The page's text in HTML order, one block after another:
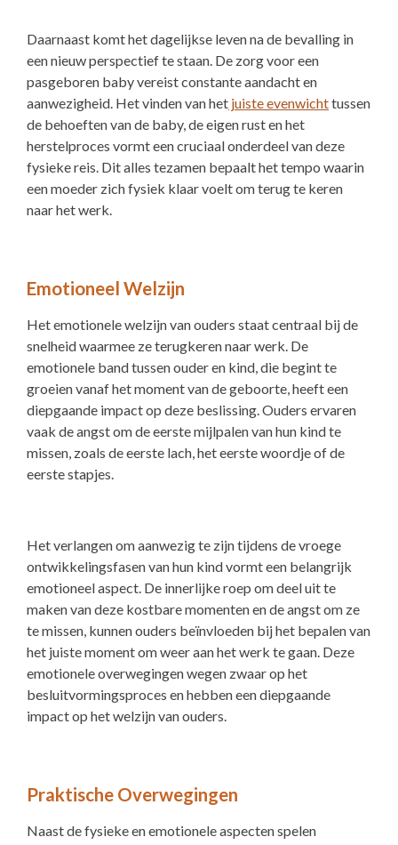
Daarnaast komt het dagelijkse leven na de bevalling in
een nieuw perspectief te staan. De zorg voor een
pasgeboren baby vereist constante aandacht en
aanwezigheid. Het vinden van het juiste evenwichttussen
de behoeften van de baby, de eigen rust en het
herstelproces vormt een cruciaal onderdeel van deze
fysieke reis. Dit alles tezamen bepaalt het tempo waarin
een moeder zich fysiek klaar voelt om terug te keren
naar het werk.
Emotioneel Welzijn
Het emotionele welzijn van ouders staat centraal bij de
snelheid waarmee ze terugkeren naar werk. De
emotionele band tussen ouder en kind, die begint te
groeien vanaf het moment van de geboorte, heeft een
diepgaande impact op deze beslissing. Ouders ervaren
vaak de angst om de eerste mijlpalen van hun kind te
missen, zoals de eerste lach, het eerste woordje of de
eerste stapjes.
Het verlangen om aanwezig te zijn tijdens de vroege
ontwikkelingsfasen van hun kind vormt een belangrijk
emotioneel aspect. De innerlijke roep om deel uit te
maken van deze kostbare momenten en de angst om ze
te missen, kunnen ouders beïnvloeden bij het bepalen van
het juiste moment om weer aan het werk te gaan. Deze
emotionele overwegingen wegen zwaar op het
besluitvormingsproces en hebben een diepgaande
impact op het welzijn van ouders.
Praktische Overwegingen
Naast de fysieke en emotionele aspecten spelen